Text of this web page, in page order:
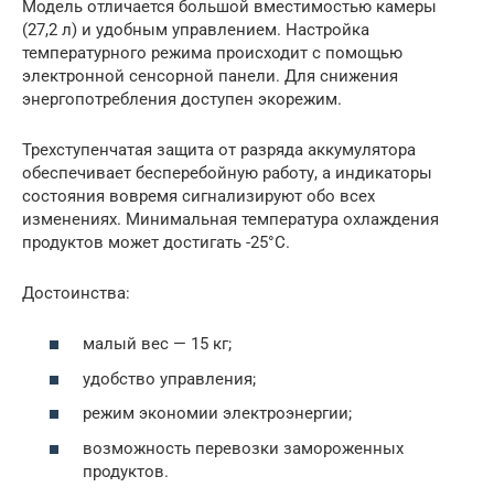
Модель отличается большой вместимостью камеры
(27,2 л) и удобным управлением. Настройка
температурного режима происходит с помощью
электронной сенсорной панели. Для снижения
энергопотребления доступен экорежим.
Трехступенчатая защита от разряда аккумулятора
обеспечивает бесперебойную работу, а индикаторы
состояния вовремя сигнализируют обо всех
изменениях. Минимальная температура охлаждения
продуктов может достигать -25°С.
Достоинства:
малый вес — 15 кг;
удобство управления;
режим экономии электроэнергии;
возможность перевозки замороженных
продуктов.